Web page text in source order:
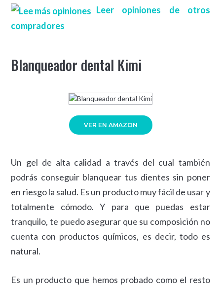
Leer opiniones de otros
compradores
Blanqueador dental Kimi
VER EN AMAZON
Un gel de alta calidad a través del cual también
podrás conseguir blanquear tus dientes sin poner
en riesgo la salud. Es un producto muy fácil de usar y
totalmente cómodo. Y para que puedas estar
tranquilo, te puedo asegurar que su composición no
cuenta con productos químicos, es decir, todo es
natural.
Es un producto que hemos probado como el resto